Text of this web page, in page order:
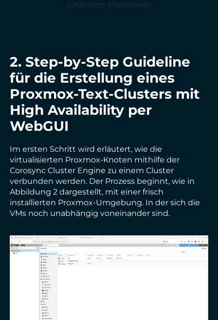
einzelnen Maschinen
2. Step-by-Step Guideline
für die Erstellung eines
Proxmox-Text-Clusters mit
High Availability per
WebGUI
Im ersten Schritt wird erläutert, wie die
virtualisierten Proxmox-Knoten mithilfe der
Corosync Cluster Engine zu einem Cluster
verbunden werden. Der Prozess beginnt, wie in
Abbildung 2 dargestellt, mit einer frisch
installierten Proxmox-Umgebung. In der sich die
VMs noch unabhängig voneinander sind.